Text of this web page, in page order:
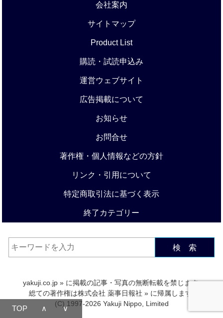
会社案内
サイトマップ
Product List
購読・試読申込み
運営ウェブサイト
広告掲載について
お知らせ
お問合せ
著作権・個人情報などの方針
リンク・引用について
特定商取引法に基づく表示
終了カテゴリー
検 索
yakuji.co.jp » に掲載の記事・写真の無断転載を禁じます.
総ての著作権は株式会社 薬事日報社 » に帰属します.
(C) 1997-2026 Yakuji Nippo, Limited
TOP ∧ ∨